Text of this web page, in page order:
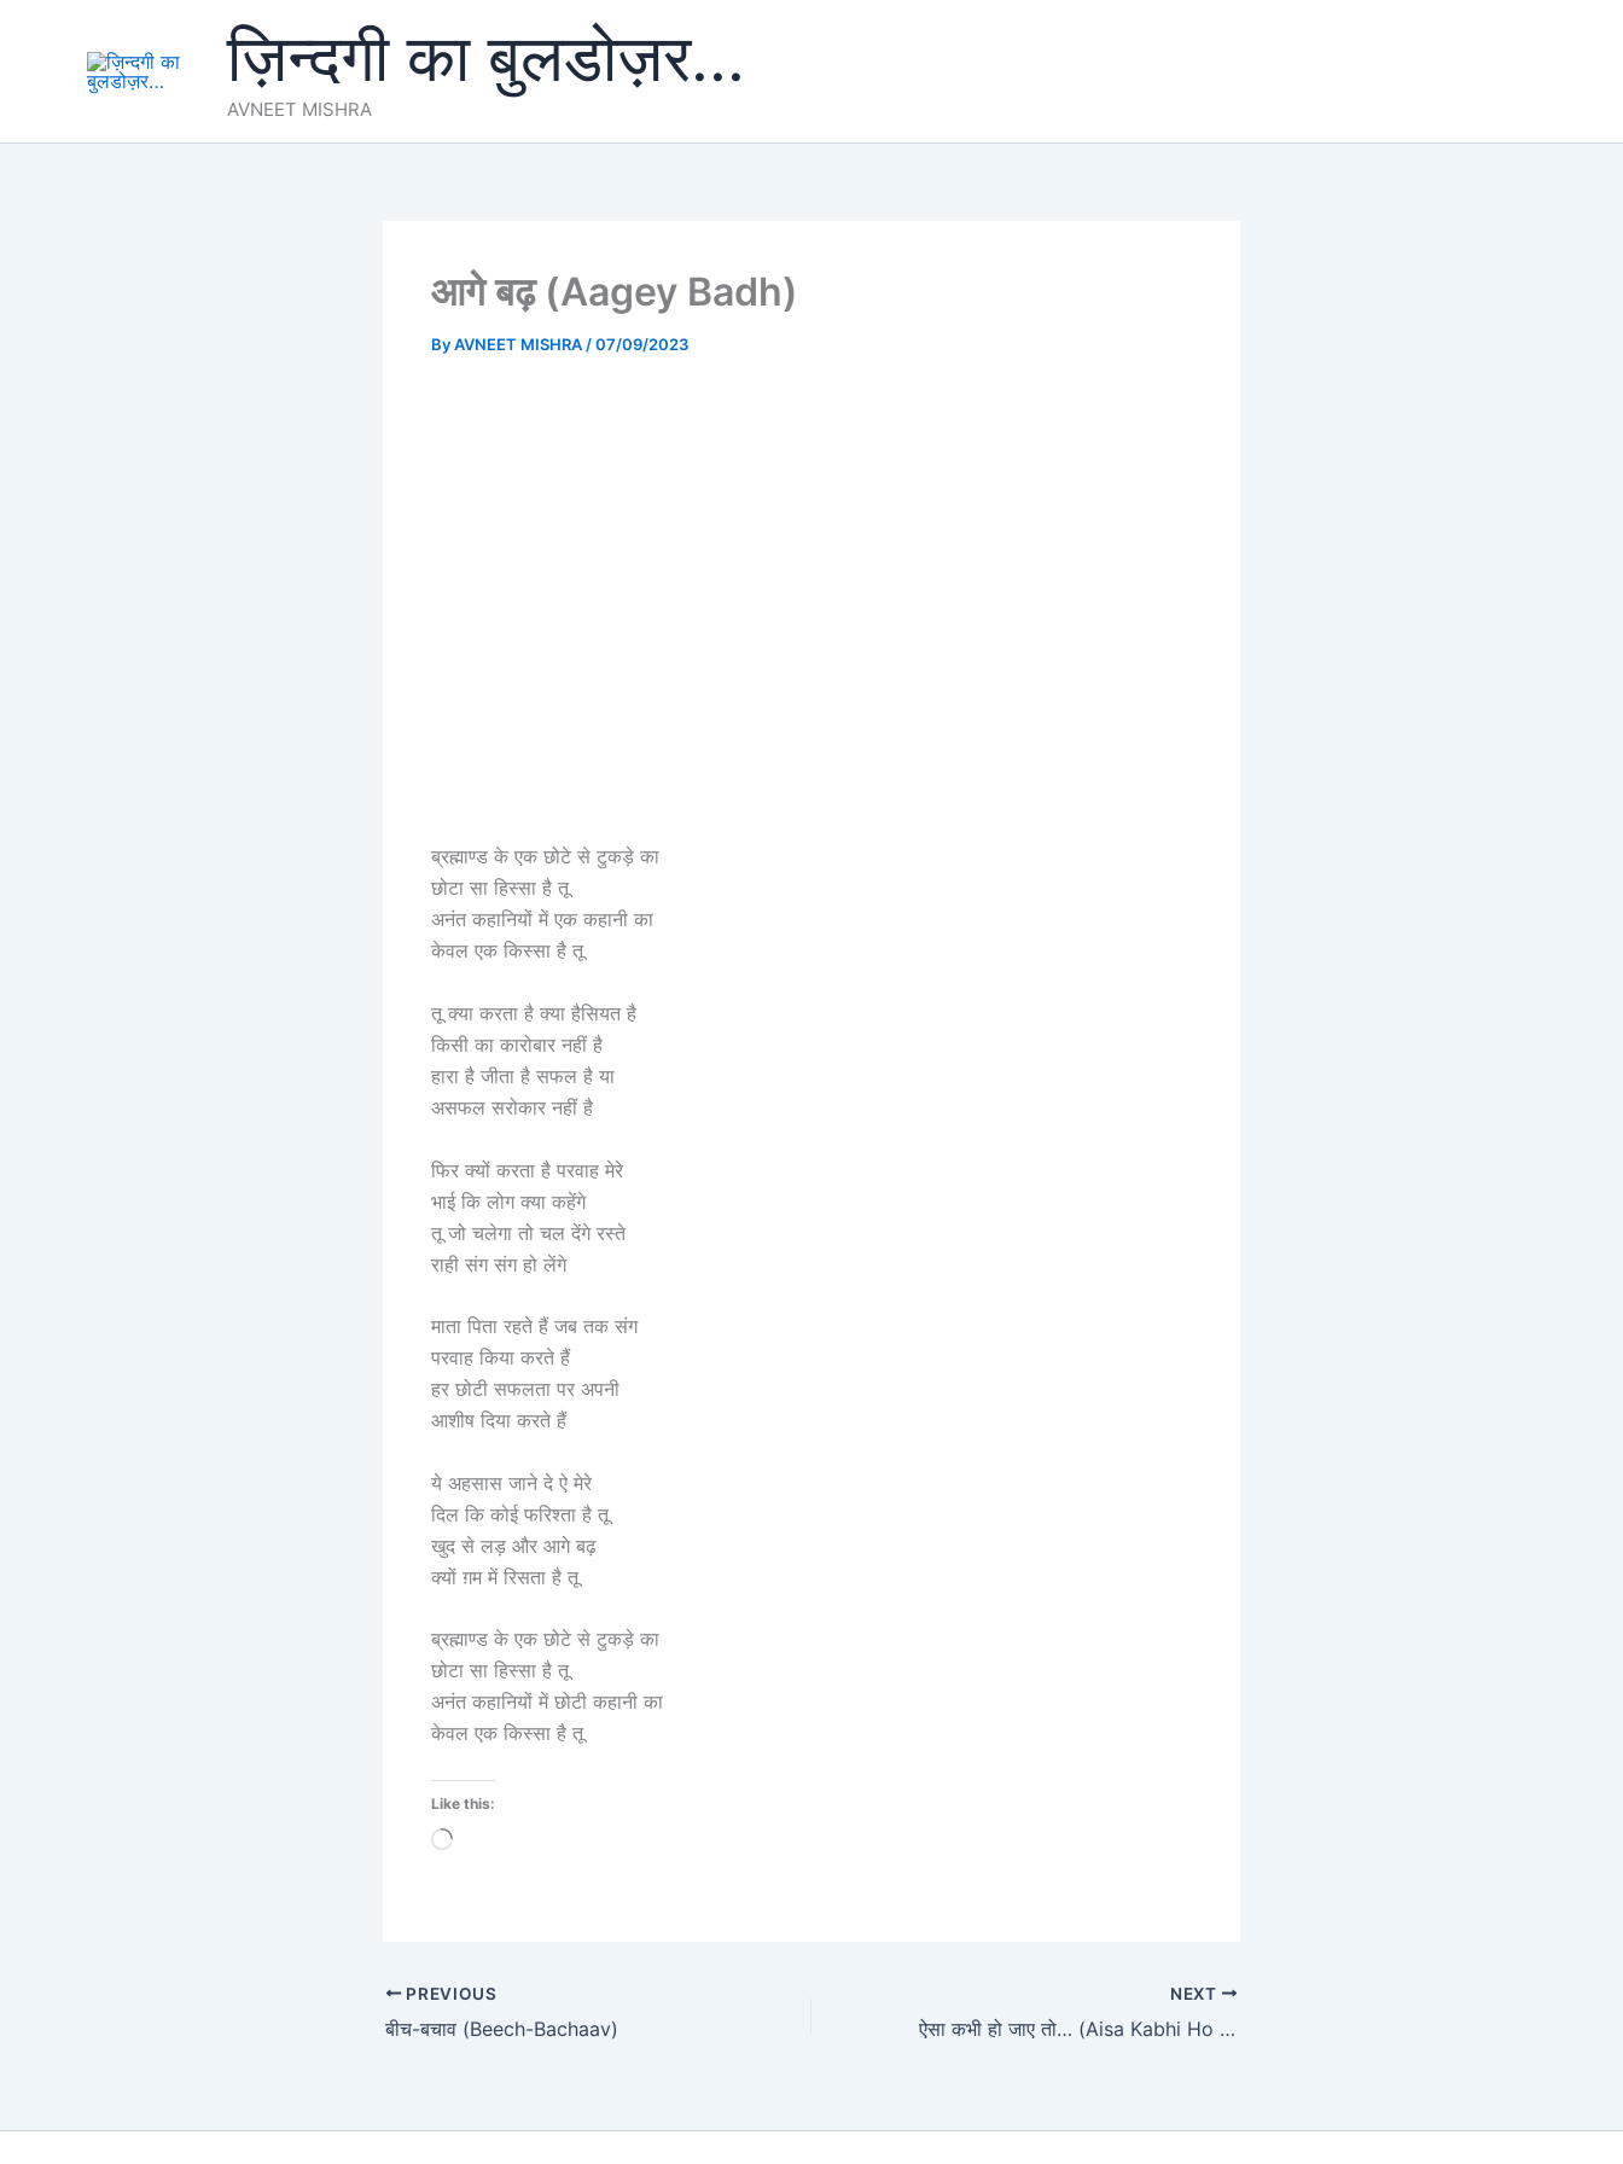
ज़िन्दगी का बुलडोज़र...
AVNEET MISHRA
आगे बढ़ (Aagey Badh)
ByAVNEET MISHRA /07/09/2023
ब्रह्माण्ड के एक छोटे से टुकड़े का
छोटा सा हिस्सा है तू
अनंत कहानियों में एक कहानी का
केवल एक किस्सा है तू
तू क्या करता है क्या हैसियत है
किसी का कारोबार नहीं है
हारा है जीता है सफल है या
असफल सरोकार नहीं है
फिर क्यों करता है परवाह मेरे
भाई कि लोग क्या कहेंगे
तू जो चलेगा तो चल देंगे रस्ते
राही संग संग हो लेंगे
माता पिता रहते हैं जब तक संग
परवाह किया करते हैं
हर छोटी सफलता पर अपनी
आशीष दिया करते हैं
ये अहसास जाने दे ऐ मेरे
दिल कि कोई फरिश्ता है तू
खुद से लड़ और आगे बढ़
क्यों ग़म में रिसता है तू
ब्रह्माण्ड के एक छोटे से टुकड़े का
छोटा सा हिस्सा है तू
अनंत कहानियों में छोटी कहानी का
केवल एक किस्सा है तू
Like this:
Loading…
PREVIOUS
बीच-बचाव (Beech-Bachaav)
NEXT
ऐसा कभी हो जाए तो… (Aisa Kabhi Ho Jaye To)